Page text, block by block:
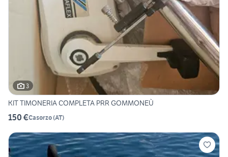
3
KIT TIMONERIA COMPLETA PRR GOMMONEÙ
150 €Casorzo(AT)